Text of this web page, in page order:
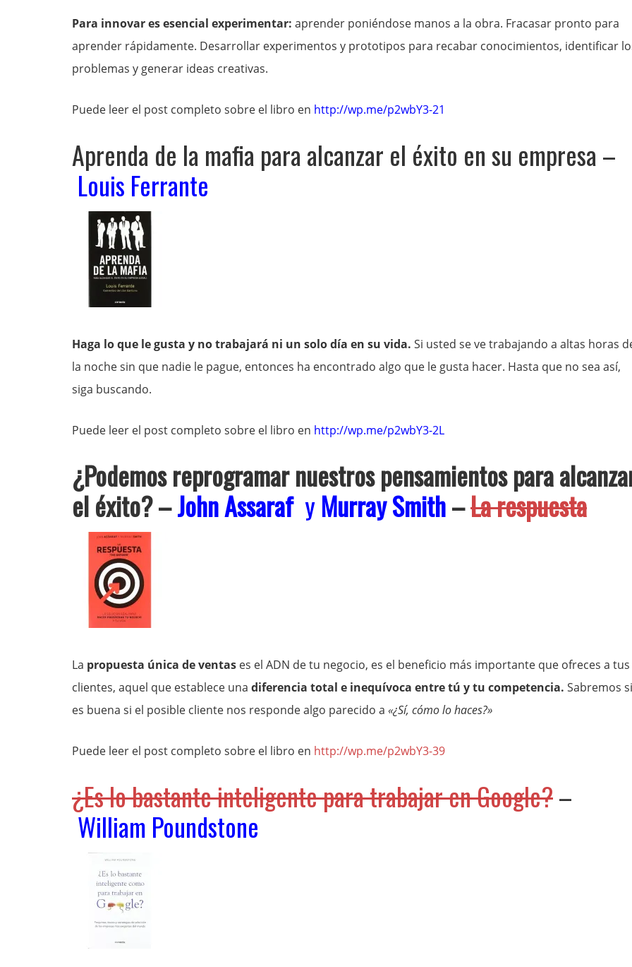
Para innovar es esencial experimentar: aprender poniéndose manos a la obra. Fracasar pronto para
aprender rápidamente. Desarrollar experimentos y prototipos para recabar conocimientos, identificar
problemas y generar ideas creativas.
Puede leer el post completo sobre el libro en http://wp.me/p2wbY3-21
Aprenda de la mafia para alcanzar el éxito en su empresa –
Louis Ferrante
Haga lo que le gusta y no trabajará ni un solo día en su vida. Si usted se ve trabajando a altas horas
la noche sin que nadie le pague, entonces ha encontrado algo que le gusta hacer. Hasta que no sea así,
siga buscando.
Puede leer el post completo sobre el libro en http://wp.me/p2wbY3-2L
¿Podemos reprogramar nuestros pensamientos para
el éxito?–John Assaraf yMurray Smith–La respuesta
La propuesta única de ventas es el ADN de tu negocio, es el beneficio más importante que ofreces a tus
clientes, aquel que establece una diferencia total e inequívoca entre tú y tu competencia. Sabremos si
es buena si el posible cliente nos responde algo parecido a «¿Sí, cómo lo haces?»
Puede leer el post completo sobre el libro en http://wp.me/p2wbY3-39
¿Es lo bastante inteligente para trabajar en Google?–
William Poundstone